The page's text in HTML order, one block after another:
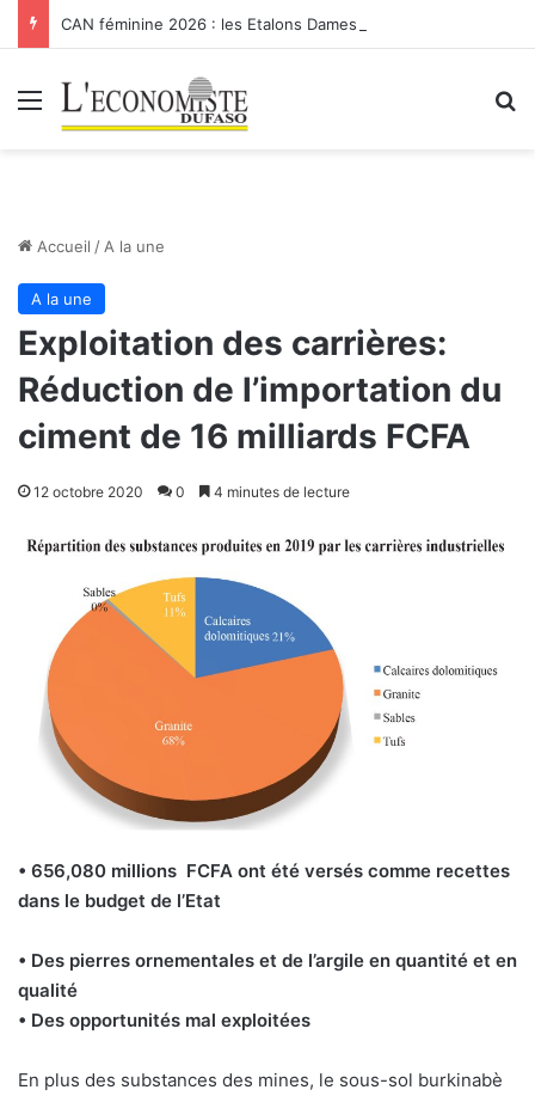
Menu
Accueil / A la une
A la une
Exploitation des carrières:
Réduction de l’importation du
ciment de 16 milliards FCFA
12 octobre 2020 0 4 minutes de lecture
• 656,080 millions FCFA ont été versés comme recettes
dans le budget de l’Etat
• Des pierres ornementales et de l’argile en quantité et en
qualité
• Des opportunités mal exploitées
En plus des substances des mines, le sous-sol burkinabè